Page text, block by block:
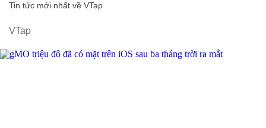
Tin tức mới nhất về VTap
VTap